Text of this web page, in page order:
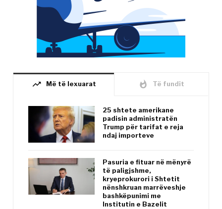
trending_up Më të lexuarat whatshot Të fundit
25 shtete amerikane
padisin administratën
Trump për tarifat e reja
ndaj importeve
Pasuria e fituar në mënyrë
të paligjshme,
kryeprokurori i Shtetit
nënshkruan marrëveshje
bashkëpunimi me
Institutin e Bazelit